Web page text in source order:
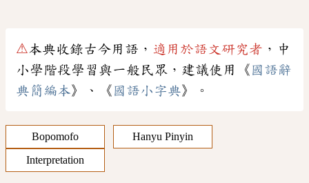
⚠本典收錄古今用語， 適用於語文研究者 ，中
小學階段學習與一般民眾，建議使用《 國語辭
典簡編本》、《 國語小字典》。
Bopomofo
Hanyu Pinyin
Interpretation